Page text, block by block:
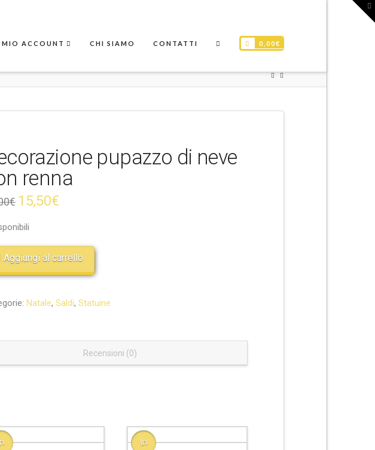
MIO ACCOUNT CHI SIAMO CONTATTI 0,00€
pupazzo di neve
renna
€ 15,50€
Aggiungi al carrello
Natale,Saldi,Statuine
Recensioni (0)
In